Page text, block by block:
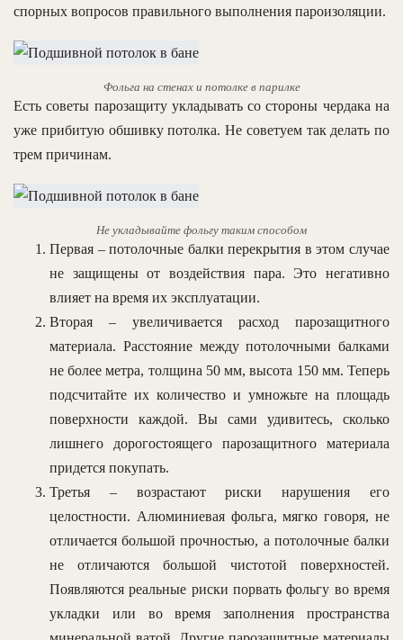
спорных вопросов правильного выполнения пароизоляции.
Фольга на стенах и потолке в парилке
Есть советы парозащиту укладывать со стороны чердака на
уже прибитую обшивку потолка. Не советуем так делать по
трем причинам.
Не укладывайте фольгу таким способом
Первая – потолочные балки перекрытия в этом случае
не защищены от воздействия пара. Это негативно
влияет на время их эксплуатации.
Вторая – увеличивается расход парозащитного
материала. Расстояние между потолочными балками
не более метра, толщина 50 мм, высота 150 мм. Теперь
подсчитайте их количество и умножьте на площадь
поверхности каждой. Вы сами удивитесь, сколько
лишнего дорогостоящего парозащитного материала
придется покупать.
Третья – возрастают риски нарушения его
целостности. Алюминиевая фольга, мягко говоря, не
отличается большой прочностью, а потолочные балки
не отличаются большой чистотой поверхностей.
Появляются реальные риски порвать фольгу во время
укладки или во время заполнения пространства